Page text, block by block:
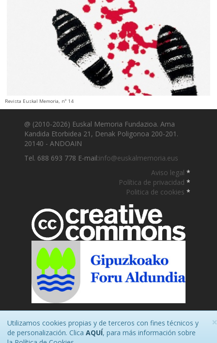
×
Utilizamos cookies propias y de terceros con fines técnicos y
de personalización. Clica AQUÍ, para más información sobre
Revista Euskal Memoria, nº 14
@ (2010-2026) Euskal Memoria Fundazioa. Ama
Kandida Etorbidea 21, Denak Poligonoa 200-201.
20140 - ANDOAIN
Tel. 688 693 778 E-mail:info@euskalmemoria.eus
Aviso legal *
Política de privacidad *
Politica de cookies *